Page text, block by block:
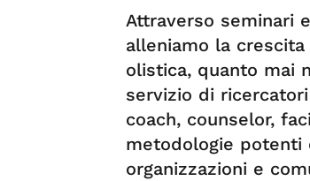
Attraverso seminari
alleniamo la
olistica, quanto mai
servizio di
coach, counselor,
metodologie
organizzazioni e